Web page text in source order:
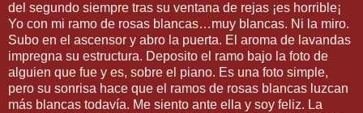
del segundo siempre tras su ventana de rejas ¡es horrible¡
Yo con mi ramo de rosas blancas…muy blancas. Ni la miro.
Subo en el ascensor y abro la puerta. El aroma de lavandas
impregna su estructura. Deposito el ramo bajo la foto de
alguien que fue y es, sobre el piano. Es una foto simple,
pero su sonrisa hace que el ramos de rosas blancas luzcan
más blancas todavía. Me siento ante ella y soy feliz. La